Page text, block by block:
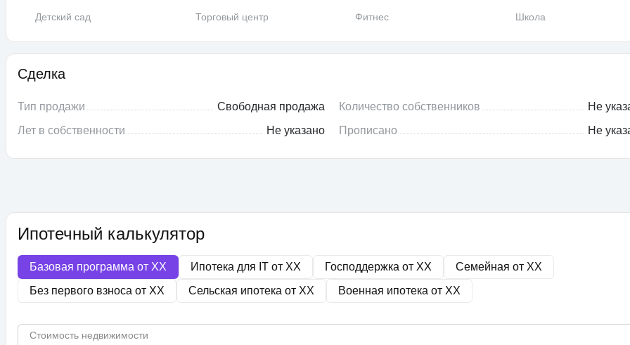
Детский сад Торговый центр Фитнес Школа
Сделка
Тип продажи
Свободная продажа
Лет в собственности
Не указано
Количество собственников
Не
Прописано
Не
Ипотечный калькулятор
Базовая программа от XX Ипотека для IT от XX Господдержка от XX Семейная от XX
Без первого взноса от XX Сельская ипотека от XX Военная ипотека от XX
Стоимость недвижимости